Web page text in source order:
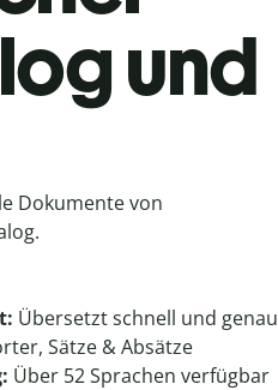
und
Dokumente von
Übersetzt schnell und genau
Sätze & Absätze
Über 52Sprachen verfügbar